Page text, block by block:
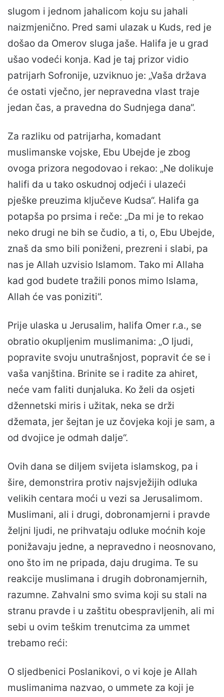
slugom i jednom jahalicom koju su jahali
naizmjenično. Pred sami ulazak u Kuds, red je
došao da Omerov sluga jaše. Halifa je u grad
ušao vodeći konja. Kad je taj prizor vidio
patrijarh Sofronije, uzviknuo je: „Vaša država
će ostati vječno, jer nepravedna vlast traje
jedan čas, a pravedna do Sudnjega dana“.
Za razliku od patrijarha, komadant
muslimanske vojske, Ebu Ubejde je zbog
ovoga prizora negodovao i rekao: „Ne dolikuje
halifi da u tako oskudnoj odjeći i ulazeći
pješke preuzima ključeve Kudsa“. Halifa ga
potapša po prsima i reče: „Da mi je to rekao
neko drugi ne bih se čudio, a ti, o, Ebu Ubejde,
znaš da smo bili poniženi, prezreni i slabi, pa
nas je Allah uzvisio Islamom. Tako mi Allaha
kad god budete tražili ponos mimo Islama,
Allah će vas poniziti“.
Prije ulaska u Jerusalim, halifa Omer r.a., se
obratio okupljenim muslimanima: „O ljudi,
popravite svoju unutrašnjost, popravit će se i
vaša vanjština. Brinite se i radite za ahiret,
neće vam faliti dunjaluka. Ko želi da osjeti
džennetski miris i užitak, neka se drži
džemata, jer šejtan je uz čovjeka koji je sam, a
od dvojice je odmah dalje“.
Ovih dana se diljem svijeta islamskog, pa i
šire, demonstrira protiv najsvježijih odluka
velikih centara moći u vezi sa Jerusalimom.
Muslimani, ali i drugi, dobronamjerni i pravde
željni ljudi, ne prihvataju odluke moćnih koje
ponižavaju jedne, a nepravedno i neosnovano,
ono što im ne pripada, daju drugima. Te su
reakcije muslimana i drugih dobronamjernih,
razumne. Zahvalni smo svima koji su stali na
stranu pravde i u zaštitu obespravljenih, ali mi
sebi u ovim teškim trenutcima za ummet
trebamo reći:
O sljedbenici Poslanikovi, o vi koje je Allah
muslimanima nazvao, o ummete za koji je